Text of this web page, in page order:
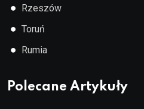
● Rzeszów
● Toruń
● Rumia
Polecane Artykuły